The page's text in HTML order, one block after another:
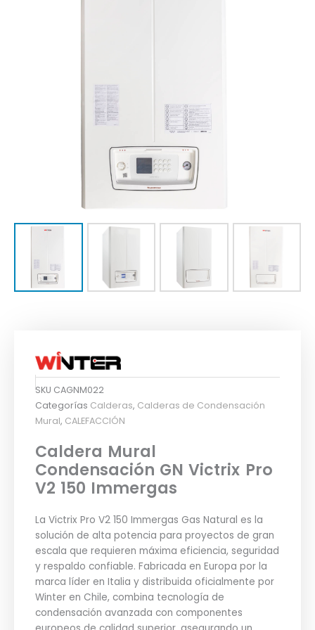
SKU CAGNM022
Categorías Calderas, Calderas de Condensación
Mural, CALEFACCIÓN
Caldera Mural
Condensación GN Victrix Pro
V2 150 Immergas
La Victrix Pro V2 150 Immergas Gas Natural es la
solución de alta potencia para proyectos de gran
escala que requieren máxima eficiencia, seguridad
y respaldo confiable. Fabricada en Europa por la
marca líder en Italia y distribuida oficialmente por
Winter en Chile, combina tecnología de
condensación avanzada con componentes